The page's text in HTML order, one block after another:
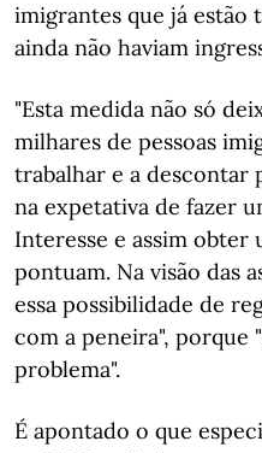
imigrantes que já estão
ainda não haviam
"Esta medida não só
milhares de pessoas
trabalhar e a descontar
na expetativa de fazer
Interesse e assim obter
pontuam. Na visão das
essa possibilidade de
com a peneira", porque
problema".
É apontado o que